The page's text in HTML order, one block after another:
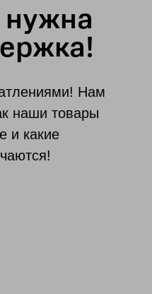
Нам
наши товары
и какие